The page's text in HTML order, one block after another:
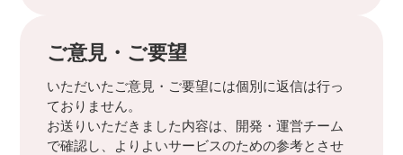
ご意見・ご要望
いただいたご意見・ご要望には個別に返信は行っ
ておりません。
お送りいただきました内容は、開発・運営チーム
で確認し、よりよいサービスのための参考とさせ